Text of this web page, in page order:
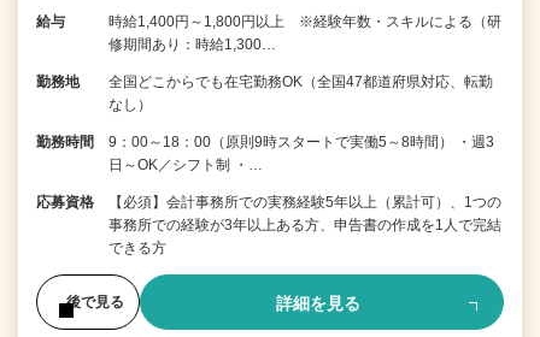
給与
時給1,400円～1,800円以上 ※経験年数・スキルによる（研
修期間あり：時給1,300…
勤務地
全国どこからでも在宅勤務OK（全国47都道府県対応、転勤
なし）
勤務時間
9：00～18：00（原則9時スタートで実働5～8時間） ・週3
日～OK／シフト制 ・…
応募資格
【必須】会計事務所での実務経験5年以上（累計可）、1つの
事務所での経験が3年以上ある方、申告書の作成を1人で完結
できる方
後で見る 詳細を見る